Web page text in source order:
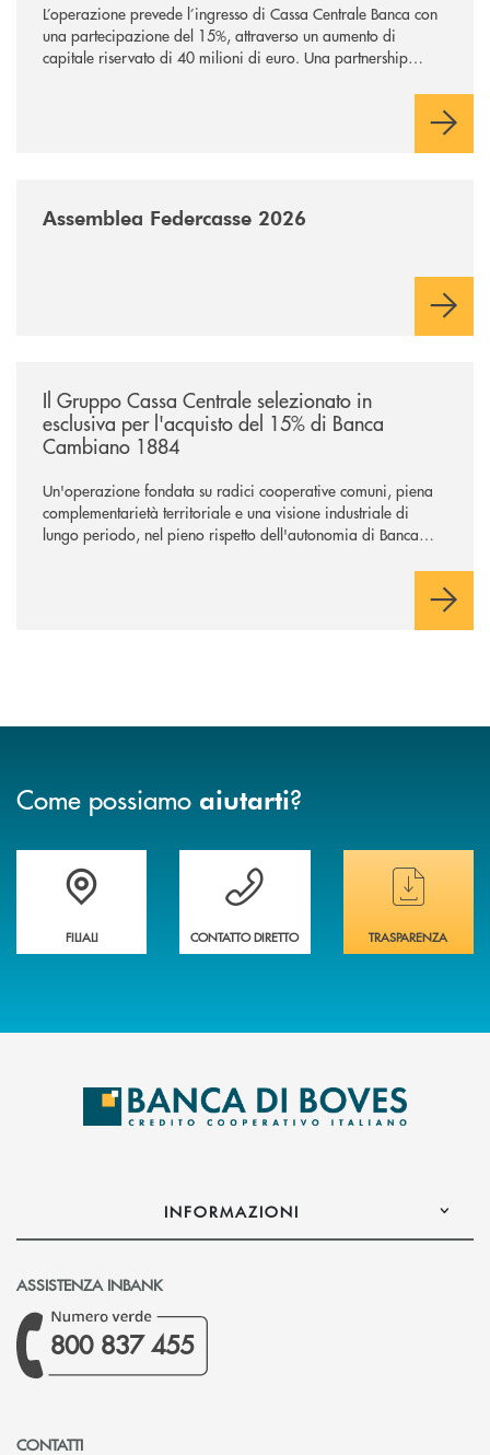
L’operazione prevede l’ingresso di Cassa Centrale Banca con
una partecipazione del 15%, attraverso un aumento di
capitale riservato di 40 milioni di euro. Una partnership
comuni e sulla prossimità ai territori, per ampliare l’offerta e
Assemblea Federcasse 2026
Il Gruppo Cassa Centrale selezionato in
esclusiva per l'acquisto del 15% di Banca
Cambiano 1884
Un'operazione fondata su radici cooperative comuni, piena
complementarietà territoriale e una visione industriale di
lungo periodo, nel pieno rispetto dell'autonomia di Banca
negoziazione esclusiva per la finalizzazione dell’operazione.
Come possiamo aiutarti?
Trova la filiale&nbsp; più vicina a te
FILIALI
Hai bisogno di assistenza immediata ?
CONTATTO DIRETTO
Hai bisogno di
TRASPARENZA
INFORMAZIONI
ASSISTENZA INBANK
800 837 455
CONTATTI